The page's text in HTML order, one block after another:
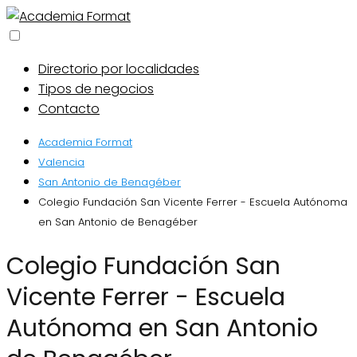
Directorio por localidades
Tipos de negocios
Contacto
Academia Format
Valencia
San Antonio de Benagéber
Colegio Fundación San Vicente Ferrer - Escuela Autónoma
en San Antonio de Benagéber
Colegio Fundación San
Vicente Ferrer - Escuela
Autónoma en San Antonio